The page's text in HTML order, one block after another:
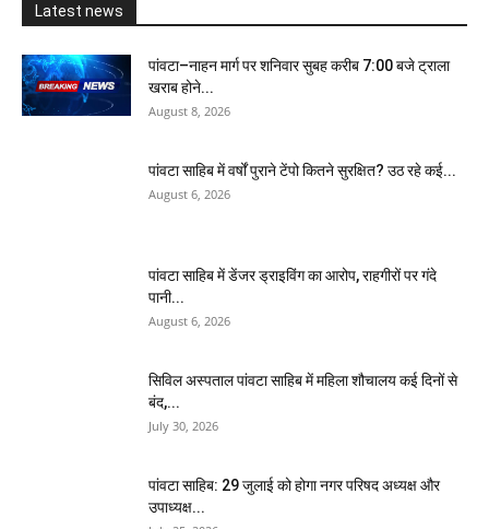
Latest news
पांवटा–नाहन मार्ग पर शनिवार सुबह करीब 7:00 बजे ट्राला
खराब होने...
August 8, 2026
पांवटा साहिब में वर्षों पुराने टेंपो कितने सुरक्षित? उठ रहे कई...
August 6, 2026
पांवटा साहिब में डेंजर ड्राइविंग का आरोप, राहगीरों पर गंदे
पानी...
August 6, 2026
सिविल अस्पताल पांवटा साहिब में महिला शौचालय कई दिनों से
बंद,...
July 30, 2026
पांवटा साहिब: 29 जुलाई को होगा नगर परिषद अध्यक्ष और
उपाध्यक्ष...